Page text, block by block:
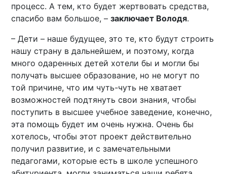
процесс. А тем, кто будет жертвовать средства,
спасибо вам большое, –заключает Володя.
– Дети – наше будущее, это те, кто будут строить
нашу страну в дальнейшем, и поэтому, когда
много одаренных детей хотели бы и могли бы
получать высшее образование, но не могут по
той причине, что им чуть-чуть не хватает
возможностей подтянуть свои знания, чтобы
поступить в высшее учебное заведение, конечно,
эта помощь будет им очень нужна. Очень бы
хотелось, чтобы этот проект действительно
получил развитие, и с замечательными
педагогами, которые есть в школе успешного